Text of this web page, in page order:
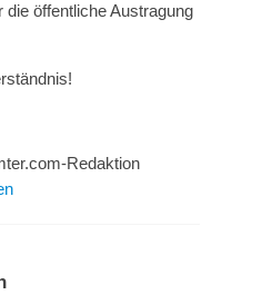
die öffentliche Austragung
Redaktion